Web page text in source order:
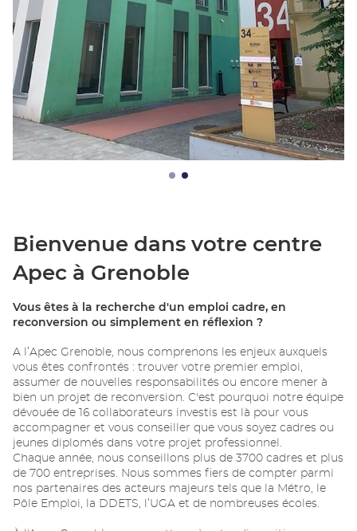
Bienvenue dans votre centre
Apec à Grenoble
Vous êtes à la recherche d'un emploi cadre, en
reconversion ou simplement en réflexion ?
A l’Apec Grenoble, nous comprenons les enjeux auxquels
vous êtes confrontés : trouver votre premier emploi,
assumer de nouvelles responsabilités ou encore mener à
bien un projet de reconversion. C'est pourquoi notre équipe
dévouée de 16 collaborateurs investis est là pour vous
accompagner et vous conseiller que vous soyez cadres ou
jeunes diplomés dans votre projet professionnel.
Chaque année, nous conseillons plus de 3700 cadres et plus
de 700 entreprises. Nous sommes fiers de compter parmi
nos partenaires des acteurs majeurs tels que la Métro, le
Pôle Emploi, la DDETS, l’UGA et de nombreuses écoles.